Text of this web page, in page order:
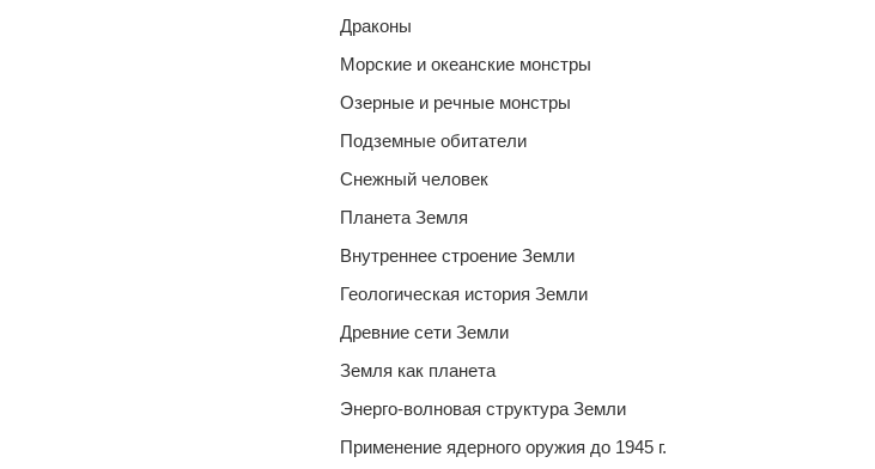
Драконы
Морские и океанские монстры
Озерные и речные монстры
Подземные обитатели
Снежный человек
Планета Земля
Внутреннее строение Земли
Геологическая история Земли
Древние сети Земли
Земля как планета
Энерго-волновая структура Земли
Применение ядерного оружия до 1945 г.